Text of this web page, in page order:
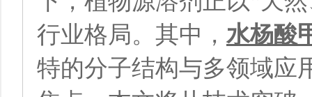
行业格局。其中， 水杨酸
特的分子结构与多领域应